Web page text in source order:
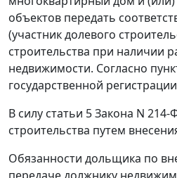
объектов передать
(участник долевого
строительства при наличии
недвижимости. Согласно
государственной
В силу статьи 5Закона N 214-
строительства путем
Обязанности дольщика по